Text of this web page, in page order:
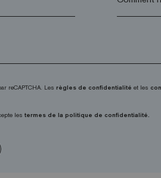
reCAPTCHA. Les règles de confidentialité et les
les termes de la politique de confidentialité.